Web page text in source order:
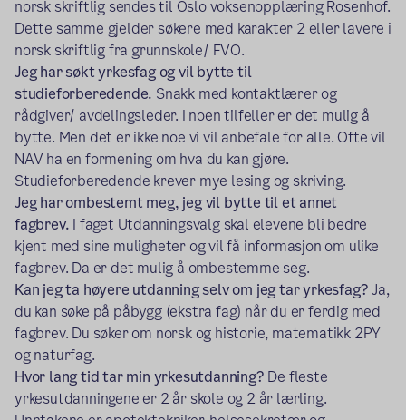
norsk skriftlig sendes til Oslo voksenopplæring Rosenhof.
Dette samme gjelder søkere med karakter 2 eller lavere i
norsk skriftlig fra grunnskole/ FVO.
Jeg har søkt yrkesfag og vil bytte til
studieforberedende. Snakk med kontaktlærer og
rådgiver/ avdelingsleder. I noen tilfeller er det mulig å
bytte. Men det er ikke noe vi vil anbefale for alle. Ofte vil
NAV ha en formening om hva du kan gjøre.
Studieforberedende krever mye lesing og skriving.
Jeg har ombestemt meg, jeg vil bytte til et annet
fagbrev. I faget Utdanningsvalg skal elevene bli bedre
kjent med sine muligheter og vil få informasjon om ulike
fagbrev. Da er det mulig å ombestemme seg.
Kan jeg ta høyere utdanning selv om jeg tar yrkesfag?Ja,
du kan søke på påbygg (ekstra fag) når du er ferdig med
fagbrev. Du søker om norsk og historie, matematikk 2PY
og naturfag.
Hvor lang tid tar min yrkesutdanning? De fleste
yrkesutdanningene er 2 år skole og 2 år lærling.